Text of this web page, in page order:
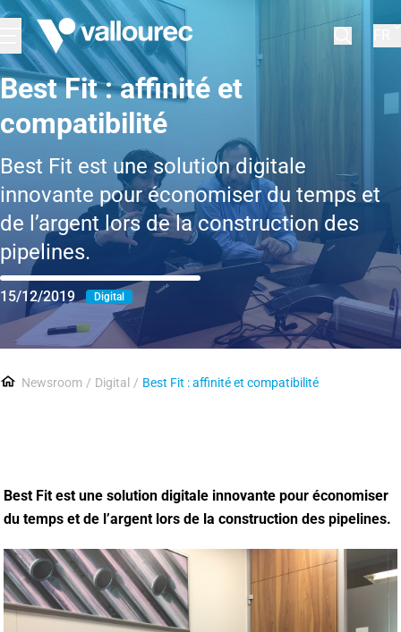
Best Fit : affinité et
compatibilité
Best Fit est une solution digitale
innovante pour économiser du temps et
de l’argent lors de la construction des
pipelines.
15/12/2019 Digital
Newsroom Digital Best Fit : affinité et compatibilité
Best Fit est une solution digitale innovante pour économiser
du temps et de l’argent lors de la construction des pipelines.